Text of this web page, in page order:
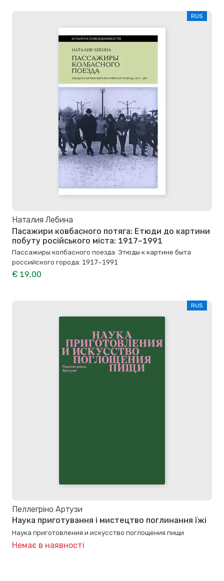
RUS
Наталия Лебина
Пасажири ковбасного потяга: Етюди до картини
побуту російського міста: 1917–1991
Пассажиры колбасного поезда: Этюды к картине быта
российского города: 1917–1991
€ 19,00
RUS
Пеллегріно Артузи
Наука приготування і мистецтво поглинання їжі
Наука приготовления и искусство поглощения пищи
Немає в наявності